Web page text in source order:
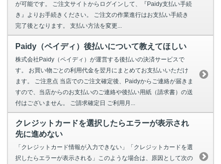
が可能です。 ご注文サイトからログインして、『Paidy支払い手続
き』よりお手続きください。 ご注文の作業進行はお支払い手続き
完了後となります。 支払い方法を変更...
Paidy（ペイディ）後払いについて教えてほしい
株式会社Paidy（ペイディ）が運営する後払いの決済サービスで
す。 お買い物ごとの利用代金を翌月にまとめてお支払いいただけ
ます。 ご注意点 当店でのご注文確定後、Paidyからご連絡が届きま
すので、当店からのお支払いのご連絡や後払い用紙（請求書）の送
付はございません。 ご請求確定日 ご利用月...
クレジットカードを選択したらエラーが表示され
先に進めない
「クレジットカード情報が入力できない」「クレジットカードを選
択したらエラーが表示される」このような場合は、原因として次の